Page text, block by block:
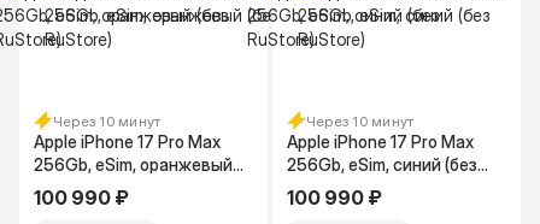
Через 10 минут
Apple iPhone 17 Pro Max
256Gb, eSim, оранжевый
(без RuStore)
100 990 ₽
Через 10 минут
Apple iPhone 17 Pro Max
256Gb, eSim, синий (без
RuStore)
100 990 ₽